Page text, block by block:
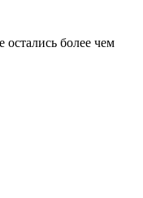
более чем